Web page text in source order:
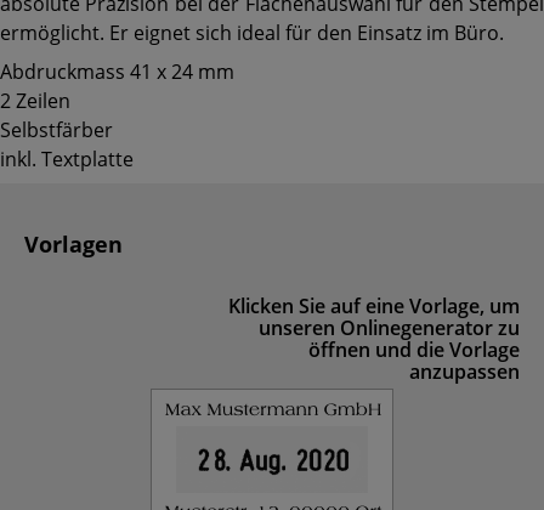
ermöglicht. Er eignet sich ideal für den Einsatz im Büro.
Abdruckmass 41 x 24 mm
2 Zeilen
Selbstfärber
inkl. Textplatte
Vorlagen
Klicken Sie auf eine Vorlage, um
unseren Onlinegenerator zu
öffnen und die Vorlage
anzupassen